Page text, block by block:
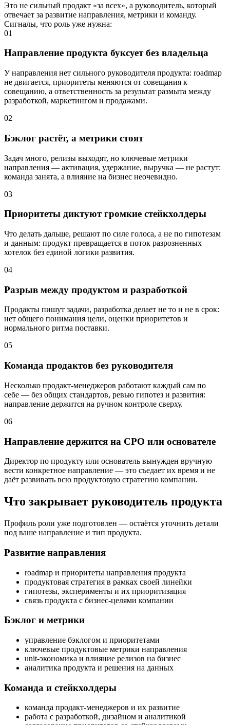
Это не сильный продакт «за всех», а руководитель, который
отвечает за развитие направления, метрики и команду.
Сигналы, что роль уже нужна:
01
Направление продукта буксует без владельца
У направления нет сильного руководителя продукта: roadmap
не двигается, приоритеты меняются от совещания к
совещанию, а ответственность за результат размыта между
разработкой, маркетингом и продажами.
02
Бэклог растёт, а метрики стоят
Задач много, релизы выходят, но ключевые метрики
направления — активация, удержание, выручка — не растут:
команда занята, а влияние на бизнес неочевидно.
03
Приоритеты диктуют громкие стейкхолдеры
Что делать дальше, решают по силе голоса, а не по гипотезам
и данным: продукт превращается в поток разрозненных
хотелок без единой логики развития.
04
Разрыв между продуктом и разработкой
Продакты пишут задачи, разработка делает не то и не в срок:
нет общего понимания цели, оценки приоритетов и
нормального ритма поставки.
05
Команда продактов без руководителя
Несколько продакт-менеджеров работают каждый сам по
себе — без общих стандартов, ревью гипотез и развития:
направление держится на ручном контроле сверху.
06
Направление держится на CPO или основателе
Директор по продукту или основатель вынужден вручную
вести конкретное направление — это съедает их время и не
даёт развивать всю продуктовую стратегию компании.
Что закрывает руководитель продукта
Профиль роли уже подготовлен — остаётся уточнить детали
под ваше направление и тип продукта.
Развитие направления
roadmap и приоритеты направления продукта
продуктовая стратегия в рамках своей линейки
гипотезы, эксперименты и их приоритизация
связь продукта с бизнес-целями компании
Бэклог и метрики
управление бэклогом и приоритетами
ключевые продуктовые метрики направления
unit-экономика и влияние релизов на бизнес
аналитика продукта и решения на данных
Команда и стейкхолдеры
команда продакт-менеджеров и их развитие
работа с разработкой, дизайном и аналитикой